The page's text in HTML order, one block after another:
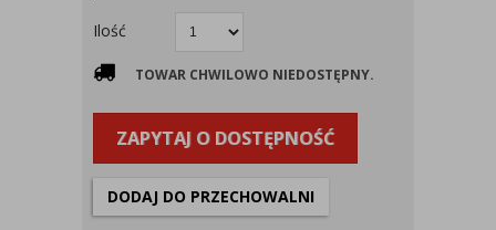
Ilość
TOWAR CHWILOWO NIEDOSTĘPNY.
ZAPYTAJ O DOSTĘPNOŚĆ
DODAJ DO PRZECHOWALNI